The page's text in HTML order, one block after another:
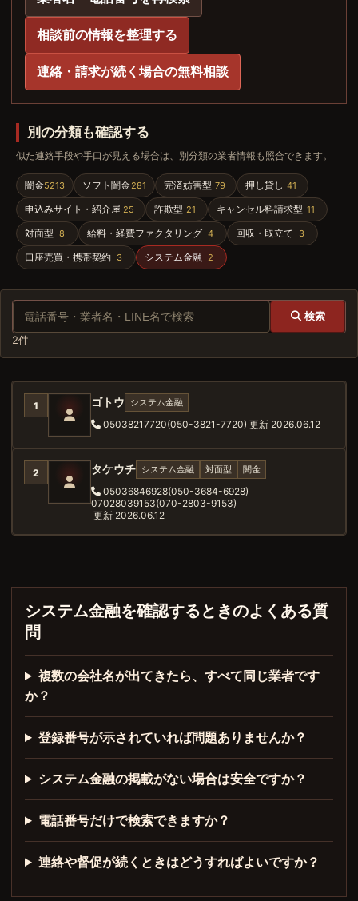
相談前の情報を整理する
連絡・請求が続く場合の無料相談
別の分類も確認する
似た連絡手段や手口が見える場合は、別分類の業者情報も照合できます。
闇金5213 ソフト闇金281 完済妨害型 79 押し貸し 41
申込みサイト・紹介屋 25 詐欺型 21 キャンセル料請求型 11
対面型 8 給料・経費ファクタリング 4 回収・取立て 3
口座売買・携帯契約 3 システム金融 2
業
名、
電
話
番
号、
名
で
検
検索
2件
1 ゴトウ システム金融
05038217720(050-3821-7720) 更新 2026.06.12
2 タケウチ システム金融 対面型 闇金
05036846928(050-3684-6928)
07028039153(070-2803-9153)
更新 2026.06.12
システム金融を確認するときのよくある質
問
複数の会社名が出てきたら、すべて同じ業者です
か？
登録番号が示されていれば問題ありませんか？
システム金融の掲載がない場合は安全ですか？
電話番号だけで検索できますか？
連絡や督促が続くときはどうすればよいですか？